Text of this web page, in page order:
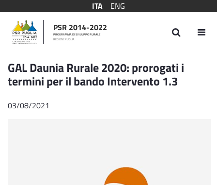
ITA
ENG
PSR 2014-2022
PROGRAMMA DI SVILUPPO RURALE
REGIONE PUGLIA
GAL Daunia Rurale 2020: prorogati i
GAL Daunia Rurale 2020: prorogati i
termini per il bando Intervento 1.3
03/08/2021